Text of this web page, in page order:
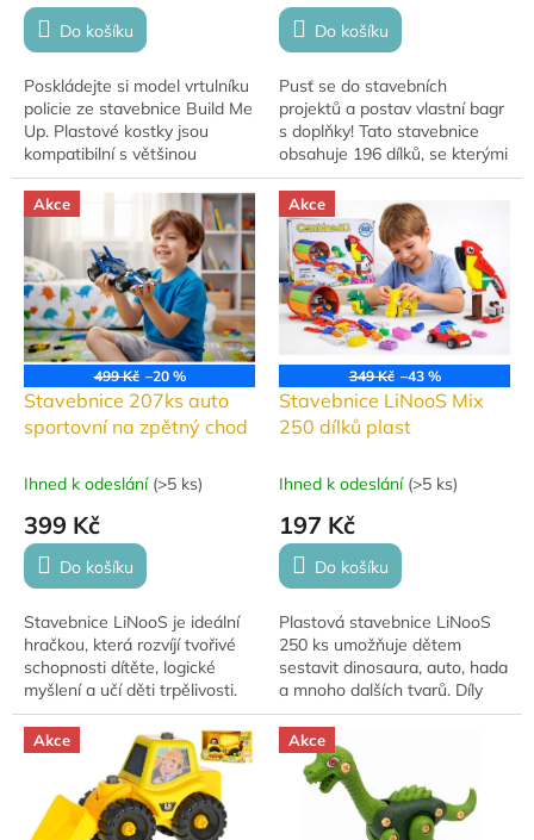
Do košíku
Poskládejte si model vrtulníku
policie ze stavebnice Build Me
Up. Plastové kostky jsou
kompatibilní s většinou
ostatních stavebnic známých
značek. Stavebnice je ideální
hračkou,...
Do košíku
Pusť se do stavebních
projektů a postav vlastní bagr
s doplňky! Tato stavebnice
obsahuje 196 dílků, se kterými
si děti mohou vytvořit
realistický stavební model a
zažít spoustu...
Akce
499 Kč –20 %
Stavebnice 207ks auto
sportovní na zpětný chod
Ihned k odeslání (>5 ks)
399 Kč
Do košíku
Stavebnice LiNooS je ideální
hračkou, která rozvíjí tvořivé
schopnosti dítěte, logické
myšlení a učí děti trpělivosti.
Balení obsahuje 207ks
stavebních dílků, ze kterých
si...
Akce
349 Kč –43 %
Stavebnice LiNooS Mix
250 dílků plast
Ihned k odeslání (>5 ks)
197 Kč
Do košíku
Plastová stavebnice LiNooS
250 ks umožňuje dětem
sestavit dinosaura, auto, hada
a mnoho dalších tvarů. Díly
jsou snadno spojitelné a
rozložitelné, kompatibilní s
většinou...
Akce Akce